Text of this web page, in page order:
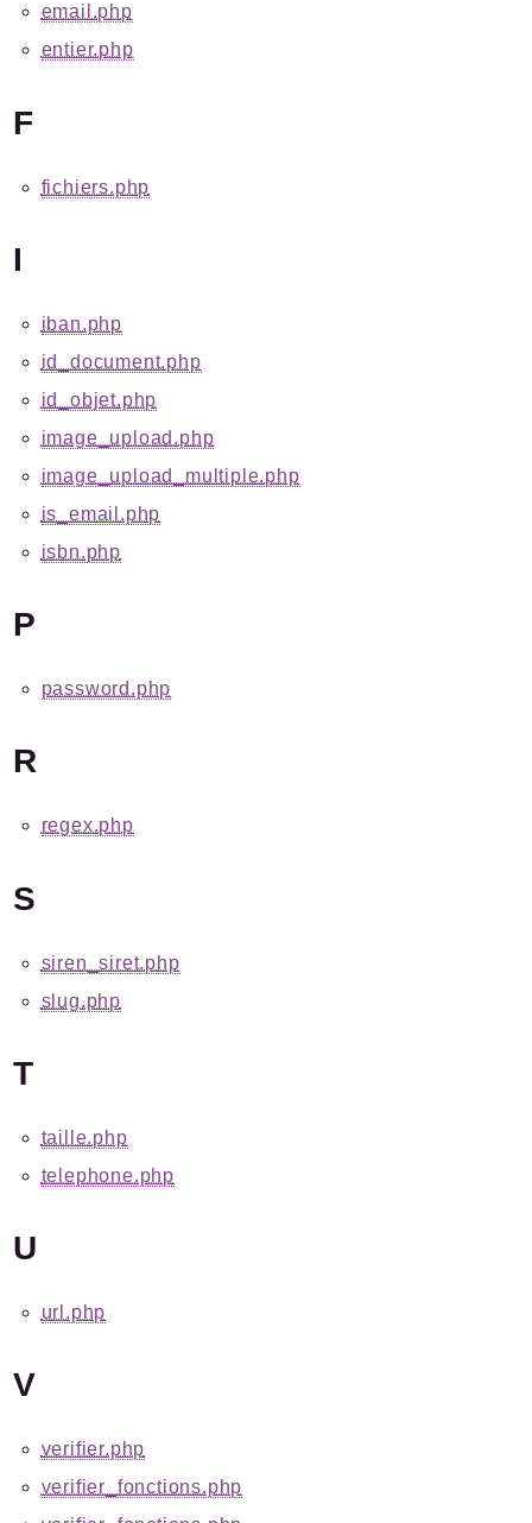
email.php
entier.php
F
fichiers.php
I
iban.php
id_document.php
id_objet.php
image_upload.php
image_upload_multiple.php
is_email.php
isbn.php
P
password.php
R
regex.php
S
siren_siret.php
slug.php
T
taille.php
telephone.php
U
url.php
V
verifier.php
verifier_fonctions.php